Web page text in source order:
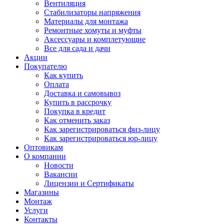
Вентиляция
Стабилизаторы напряжения
Материалы для монтажа
Ремонтные хомуты и муфты
Аксессуары и комплетующие
Все для сада и дачи
Акции
Покупателю
Как купить
Оплата
Доставка и самовывоз
Купить в рассрочку
Покупка в кредит
Как отменить заказ
Как зарегистрироваться физ-лицу
Как зарегистрироваться юр-лицу
Оптовикам
О компании
Новости
Вакансии
Лицензии и Сертификаты
Магазины
Монтаж
Услуги
Контакты